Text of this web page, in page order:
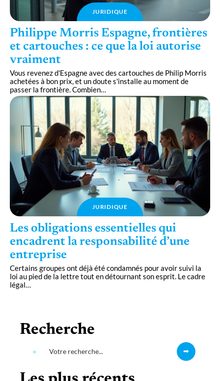
JURIDIQUE
Philippe Morris Espagne, frontières
et cartouches : ce que la loi autorise
vraiment
Vous revenez d'Espagne avec des cartouches de Philip Morris
achetées à bon prix, et un doute s'installe au moment de
passer la frontière. Combien…
JURIDIQUE
Les obligations essentielles qui
encadrent la responsabilité d’une
entreprise
Certains groupes ont déjà été condamnés pour avoir suivi la
loi au pied de la lettre tout en détournant son esprit. Le cadre
légal…
Recherche